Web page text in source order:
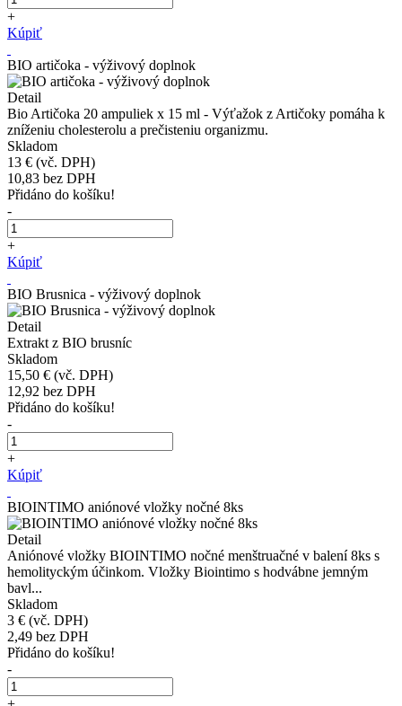
+
Kúpiť
BIO artičoka - výživový doplnok
Detail
Bio Artičoka 20 ampuliek x 15 ml - Výťažok z Artičoky pomáha k
zníženiu cholesterolu a prečisteniu organizmu.
Skladom
13 € (vč. DPH)
10,83 bez DPH
Přidáno do košíku!
-
+
Kúpiť
BIO Brusnica - výživový doplnok
Detail
Extrakt z BIO brusníc
Skladom
15,50 € (vč. DPH)
12,92 bez DPH
Přidáno do košíku!
-
+
Kúpiť
BIOINTIMO aniónové vložky nočné 8ks
Detail
Aniónové vložky BIOINTIMO nočné menštruačné v balení 8ks s
hemolityckým účinkom. Vložky Biointimo s hodvábne jemným
bavl...
Skladom
3 € (vč. DPH)
2,49 bez DPH
Přidáno do košíku!
-